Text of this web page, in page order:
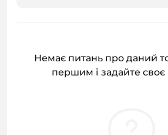
Немає питань про даний
першим і задайте своє